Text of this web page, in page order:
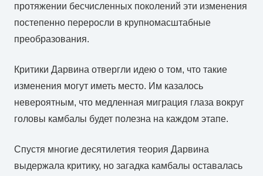
протяжении бесчисленных поколений эти изменения
постепенно переросли в крупномасштабные
преобразования.
Критики Дарвина отвергли идею о том, что такие
изменения могут иметь место. Им казалось
невероятным, что медленная миграция глаза вокруг
головы камбалы будет полезна на каждом этапе.
Спустя многие десятилетия теория Дарвина
выдержала критику, но загадка камбалы оставалась